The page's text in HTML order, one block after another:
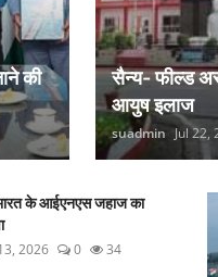
की
सैन्य- फील्ड
आयुष इलाज
suadmin Jul 22,
के आईएनएस जहाज का
2026 0 34